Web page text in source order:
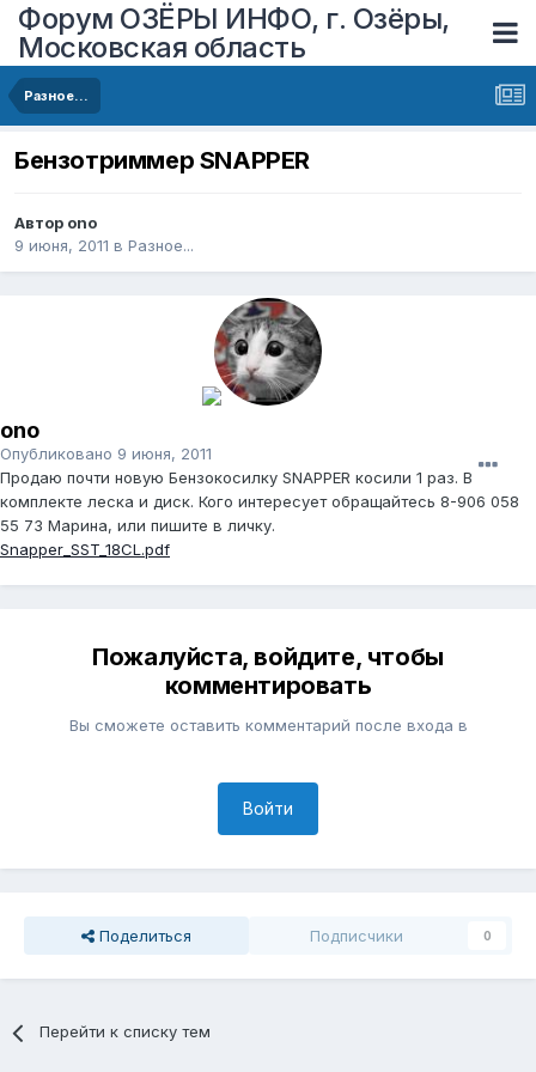
Форум ОЗЁРЫ ИНФО, г. Озёры,
Московская область
Разное...
Бензотриммер SNAPPER
Автор ono
9 июня, 2011 в Разное...
ono
Опубликовано 9 июня, 2011
Продаю почти новую Бензокосилку SNAPPER косили 1 раз. В
комплекте леска и диск. Кого интересует обращайтесь 8-906 058
55 73 Марина, или пишите в личку.
Snapper_SST_18CL.pdf
Пожалуйста, войдите, чтобы
комментировать
Вы сможете оставить комментарий после входа в
Войти
Поделиться Подписчики 0
Перейти к списку тем